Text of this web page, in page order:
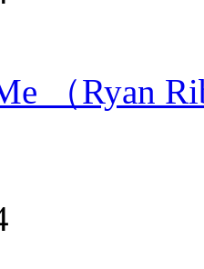
（Ryan